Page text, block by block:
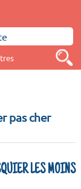
pas cher
LES MOINS